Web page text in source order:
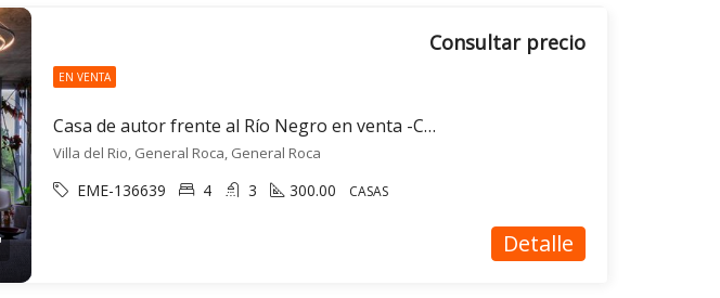
EN VENTA
Casa de autor frente al Río Negro en venta -Casa Cristal- General Roca
Consultar precio
Villa del Rio, General Roca, General Roca
EME-136639 4 3 300.00 CASAS
Detalle